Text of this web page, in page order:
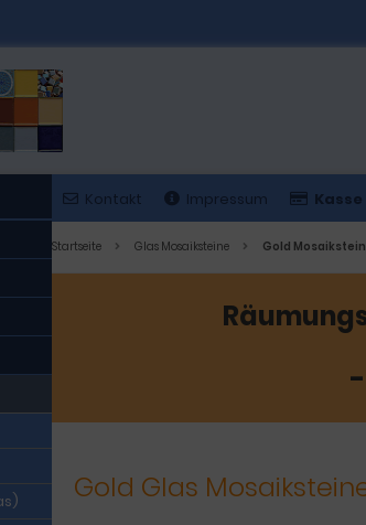
Kontakt Impressum Kasse
Startseite Glas Mosaiksteine Gold
Gold Glas